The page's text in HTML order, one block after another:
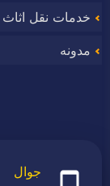
خدمات نقل اثاث
مدونه
جوال